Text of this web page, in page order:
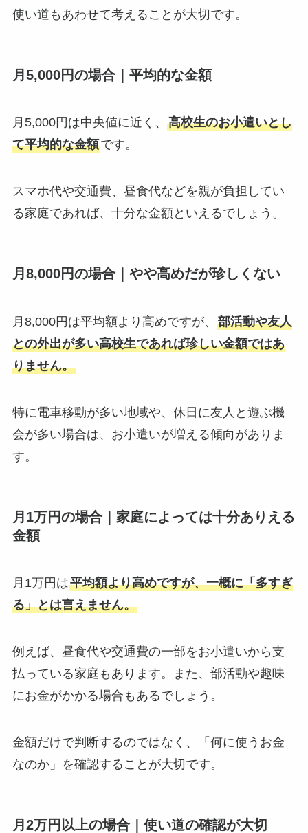
使い道もあわせて考えることが大切です。
月5,000円の場合｜平均的な金額
月5,000円は中央値に近く、 高校生のお小遣いとし
て平均的な金額です。
スマホ代や交通費、昼食代などを親が負担してい
る家庭であれば、十分な金額といえるでしょう。
月8,000円の場合｜やや高めだが珍しくない
月8,000円は平均額より高めですが、 部活動や友人
との外出が多い高校生であれば珍しい金額ではあ
りません。
特に電車移動が多い地域や、休日に友人と遊ぶ機
会が多い場合は、お小遣いが増える傾向がありま
す。
月1万円の場合｜家庭によっては十分ありえる
金額
月1万円は平均額より高めですが、一概に「多すぎ
る」とは言えません。
例えば、昼食代や交通費の一部をお小遣いから支
払っている家庭もあります。また、部活動や趣味
にお金がかかる場合もあるでしょう。
金額だけで判断するのではなく、「何に使うお金
なのか」を確認することが大切です。
月2万円以上の場合｜使い道の確認が大切